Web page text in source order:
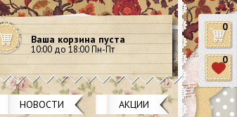
Ваша корзина пуста
10:00 до 18:00 Пн-Пт
НОВОСТИ АКЦИИ
0
0